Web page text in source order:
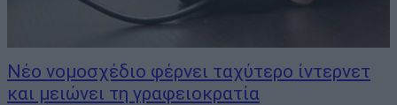
Νέο νομοσχέδιο φέρνει ταχύτερο ίντερνετ
και μειώνει τη γραφειοκρατία